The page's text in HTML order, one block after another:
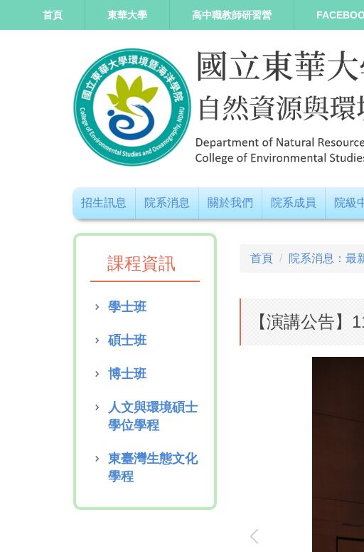
到
首頁 東華大學 高中職教師研習營
招生訊息 院系消息 關於我們 院系成員 院級
課程資訊
學士班
碩士班
博士班
人文與環境碩士
學位學程
東臺灣生態文化
學程
首頁 院系消息：最
【演講公告